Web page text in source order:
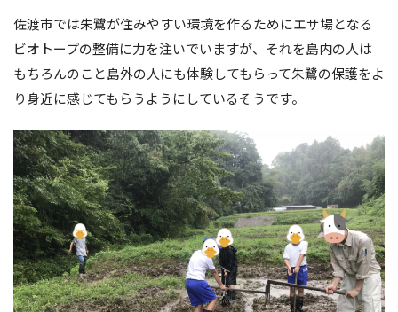
佐渡市では朱鷺が住みやすい環境を作るためにエサ場となる
ビオトープの整備に力を注いでいますが、それを島内の人は
もちろんのこと島外の人にも体験してもらって朱鷺の保護をよ
り身近に感じてもらうようにしているそうです。